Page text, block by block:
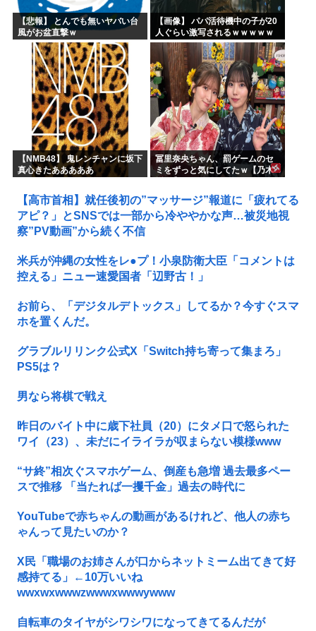
【悲報】 とんでも無いヤバい台
風がお盆直撃ｗ
【画像】 パパ活待機中の子が20
人ぐらい激写されるｗｗｗｗｗ
ｗｗｗｗｗｗ
【NMB48】 鬼レンチャンに坂下
真心きたあああああ
冨里奈央ちゃん、罰ゲームのセ
ミをずっと気にしてたｗ【乃木
【高市首相】就任後初の”マッサージ”報道に「疲れてる
アピ？」とSNSでは一部から冷ややかな声…被災地視
察”PV動画”から続く不信
米兵が沖縄の女性をレ●プ！小泉防衛大臣「コメントは
控える」ニュー速愛国者「辺野古！」
お前ら、「デジタルデトックス」してるか？今すぐスマ
ホを置くんだ。
グラブルリリンク公式X「Switch持ち寄って集まろ」
PS5は？
男なら将棋で戦え
昨日のバイト中に歳下社員（20）にタメ口で怒られた
ワイ（23）、未だにイライラが収まらない模様www
“サ終”相次ぐスマホゲーム、倒産も急増 過去最多ペー
スで推移 「当たれば一攫千金」過去の時代に
YouTubeで赤ちゃんの動画があるけれど、他人の赤ち
ゃんって見たいのか？
X民「職場のお姉さんが口からネットミーム出てきて好
感持てる」←10万いいね
wwxwxwwwzwwwxwwwywww
自転車のタイヤがシワシワになってきてるんだが